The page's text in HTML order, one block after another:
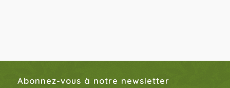
Abonnez-vous à notre newsletter